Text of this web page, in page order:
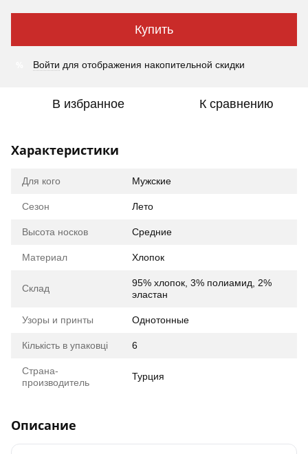
Купить
Войти для отображения накопительной скидки
В избранное К сравнению
Характеристики
Для кого Мужские
Сезон Лето
Высота носков Средние
Материал Хлопок
Склад
95% хлопок, 3% полиамид, 2%
эластан
Узоры и принты Однотонные
Кількість в упаковці 6
Страна-
производитель
Турция
Описание